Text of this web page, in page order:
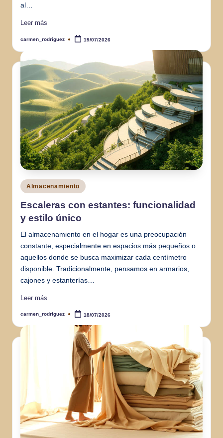
al…
Leer más
Publicado
carmen_rodriguez 19/07/2026
Publicado
en
Almacenamiento
Escaleras con estantes: funcionalidad
y estilo único
El almacenamiento en el hogar es una preocupación
constante, especialmente en espacios más pequeños o
aquellos donde se busca maximizar cada centímetro
disponible. Tradicionalmente, pensamos en armarios,
cajones y estanterías…
Leer más
Publicado
carmen_rodriguez 18/07/2026